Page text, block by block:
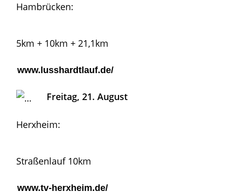
Hambrücken:
5km + 10km + 21,1km
www.lusshardtlauf.de/
Freitag, 21. August
Herxheim:
Straßenlauf 10km
www.tv-herxheim.de/